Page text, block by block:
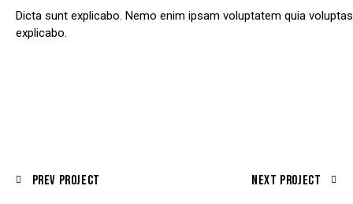
Dicta sunt explicabo. Nemo enim ipsam voluptatem quia
explicabo.
Prev Project Next Project